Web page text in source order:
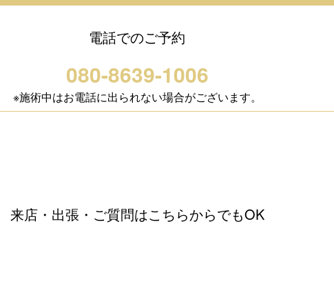
電話でのご予約
080-8639-1006
※施術中はお電話に出られない場合がございます。
来店・出張・ご質問はこちらからでもOK